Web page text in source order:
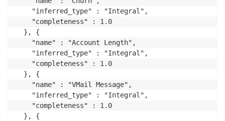
    "inferred_type" : "Integral",
    "completeness" : 1.0
  }, {
    "name" : "Account Length",
    "inferred_type" : "Integral",
    "completeness" : 1.0
  }, {
    "name" : "VMail Message",
    "inferred_type" : "Integral",
    "completeness" : 1.0
  }, {